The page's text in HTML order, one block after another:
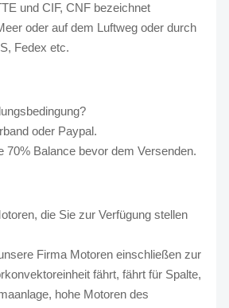
und CIF, CNF bezeichnet
oder auf dem Luftweg oder durch
Fedex etc.
oder Paypal.
70% Balance bevor dem Versenden.
die Sie zur Verfügung stellen
Firma Motoren einschließen zur
fährt, fährt für Spalte,
hohe Motoren des